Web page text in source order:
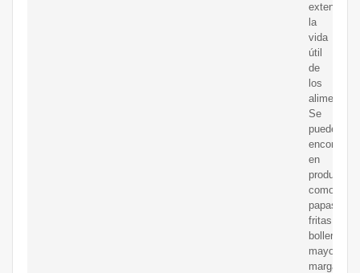
extender
la
vida
útil
de
los
alimentos.
Se
puede
encontrar
en
productos
como
papas
fritas,
bollería,
mayonesa,
margarina